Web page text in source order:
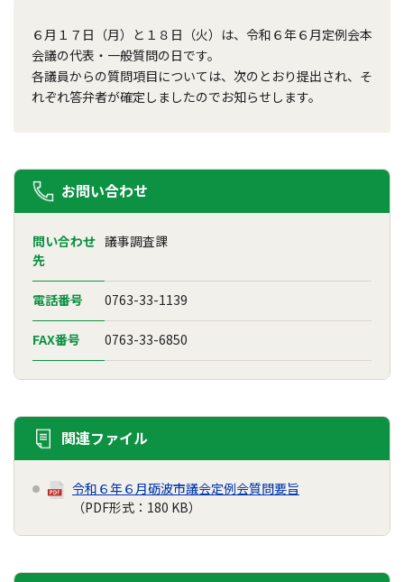
６月１７日（月）と１８日（火）は、令和６年６月定例会本
会議の代表・一般質問の日です。
各議員からの質問項目については、次のとおり提出され、そ
れぞれ答弁者が確定しましたのでお知らせします。
お問い合わせ
問い合わせ
先
議事調査課
電話番号 0763-33-1139
FAX番号 0763-33-6850
関連ファイル
令和６年６月砺波市議会定例会質問要旨
（PDF形式：180 KB）